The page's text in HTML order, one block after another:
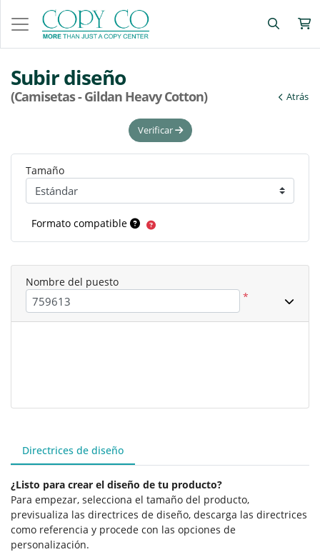
Subir diseño
(Camisetas - Gildan Heavy Cotton) Atrás
Directrices de diseño
¿Listo para crear el diseño de tu producto?
Para empezar, selecciona el tamaño del producto,
previsualiza las directrices de diseño, descarga las directrices
como referencia y procede con las opciones de
personalización.
Verificar
Tamaño
Formato compatible
Nombre del puesto
*